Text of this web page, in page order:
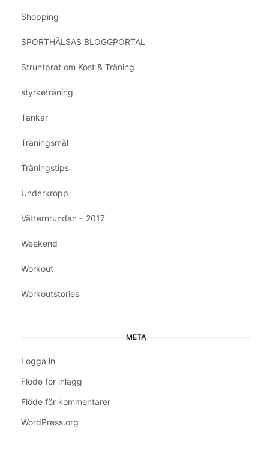
Shopping
SPORTHÄLSAS BLOGGPORTAL
Struntprat om Kost & Träning
styrketräning
Tankar
Träningsmål
Träningstips
Underkropp
Vätternrundan – 2017
Weekend
Workout
Workoutstories
META
Logga in
Flöde för inlägg
Flöde för kommentarer
WordPress.org